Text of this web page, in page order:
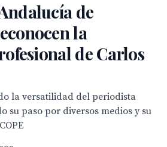
de
la
de Carlos
la versatilidad del periodista
su paso por diversos medios y su